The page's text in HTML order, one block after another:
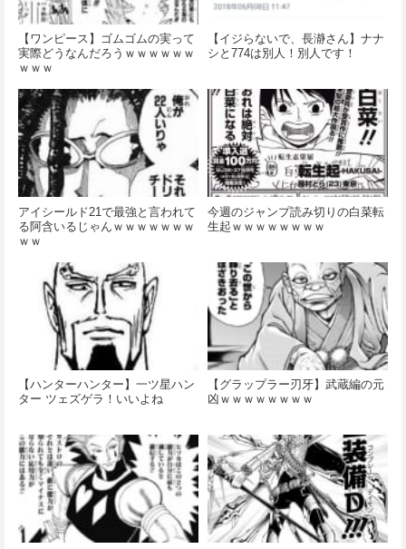
【ワンピース】ゴムゴムの実って
実際どうなんだろうｗｗｗｗｗｗ
ｗｗｗ
【イジらないで、長瀞さん】ナナ
シと774は別人！別人です！
アイシールド21で最強と言われて
る阿含いるじゃんｗｗｗｗｗｗｗ
ｗｗ
今週のジャンプ読み切りの白菜転
生起ｗｗｗｗｗｗｗｗ
【ハンターハンター】一ツ星ハン
ター ツェズゲラ！いいよね
【グラップラー刃牙】武蔵編の元
凶ｗｗｗｗｗｗｗｗ